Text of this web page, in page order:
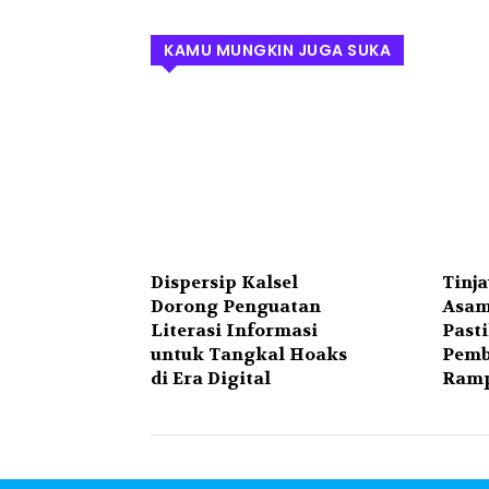
KAMU MUNGKIN JUGA SUKA
Dispersip Kalsel
Dorong Penguatan
Literasi Informasi
untuk Tangkal Hoaks
di Era Digital